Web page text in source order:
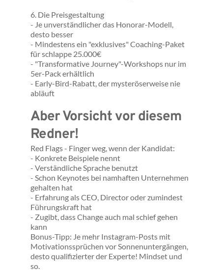
6. Die Preisgestaltung
- Je unverständlicher das Honorar-Modell,
desto besser
- Mindestens ein "exklusives" Coaching-Paket
für schlappe 25.000€
- "Transformative Journey"-Workshops nur im
5er-Pack erhältlich
- Early-Bird-Rabatt, der mysteröserweise nie
abläuft
Aber Vorsicht vor diesem
Redner!
Red Flags - Finger weg, wenn der Kandidat:
- Konkrete Beispiele nennt
- Verständliche Sprache benutzt
- Schon Keynotes bei namhaften Unternehmen
gehalten hat
- Erfahrung als CEO, Director oder zumindest
Führungskraft hat
- Zugibt, dass Change auch mal schief gehen
kann
Bonus-Tipp: Je mehr Instagram-Posts mit
Motivationssprüchen vor Sonnenuntergängen,
desto qualifizierter der Experte! Mindset und
so.